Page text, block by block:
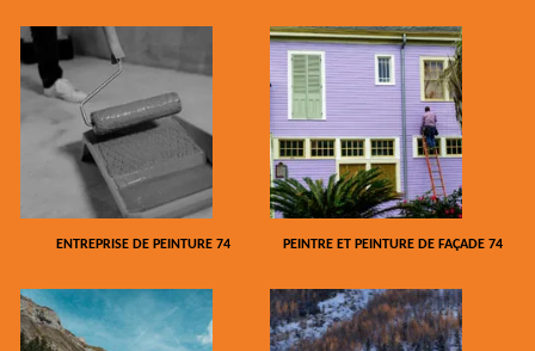
ENTREPRISE DE PEINTURE 74 PEINTRE ET PEINTURE DE FAÇADE 74